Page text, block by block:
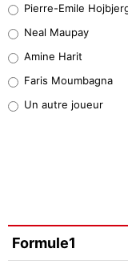
5%
1%
9%
Faris Moumbagna
4%
Pierre-Emile
Neal Maupay
Amine Harit
Faris Moumbagna
Un autre joueur
Formule1